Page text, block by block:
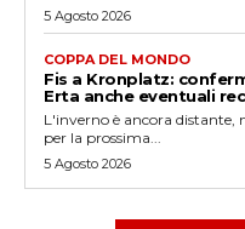
5 Agosto 2026
COPPA DEL MONDO
Fis a Kronplatz:
Erta anche eventuali
L'inverno è ancora distante,
per la prossima...
5 Agosto 2026